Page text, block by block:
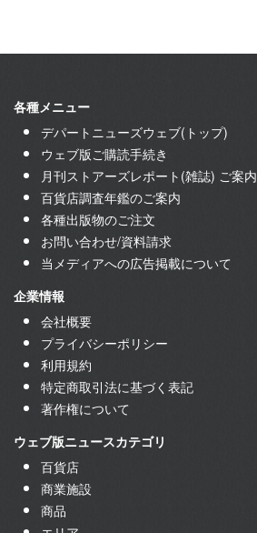
各種メニュー
デパートニューズウェブ(トップ)
ウェブ版ご購読手続き
月刊ストアーズレポート(雑誌) ご案内
百貨店調査年鑑のご案内
各種出版物のご注文
お問い合わせ/資料請求
当メディアへの広告掲載について
企業情報
会社概要
プライバシーポリシー
利用規約
特定商取引法に基づく表記
著作権について
ウェブ版ニュースカテゴリ
百貨店
商業施設
商品